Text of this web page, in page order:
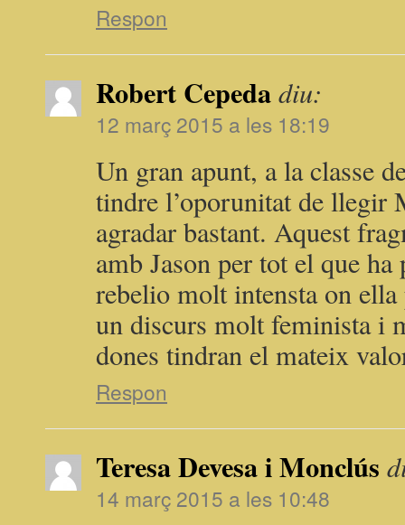
Respon
Robert Cepeda diu:
12 març 2015 a les 18:19
Un gran apunt, a la classe
tindre l’oporunitat de llegir
agradar bastant. Aquest
amb Jason per tot el que
rebelio molt intensta on ella
un discurs molt feminista i
dones tindran el mateix
Respon
Teresa Devesa i Monclús
14 març 2015 a les 10:48